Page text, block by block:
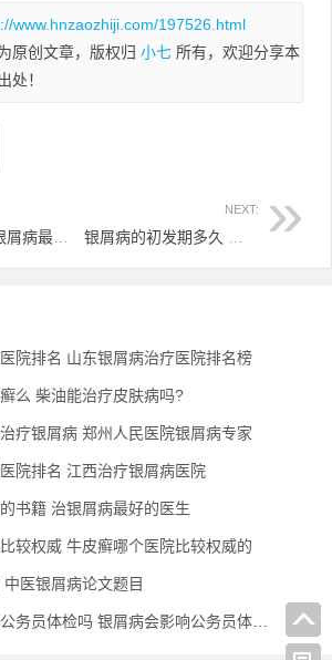
www.hnzaozhiji.com/197526.html
原创文章，版权归 小七 所有，欢迎分享本
处！
NEXT:
院排名 山东银屑病治疗医院排名榜
么 柴油能治疗皮肤病吗?
疗银屑病 郑州人民医院银屑病专家
院排名 江西治疗银屑病医院
书籍 治银屑病最好的医生
较权威 牛皮癣哪个医院比较权威的
医银屑病论文题目
员体检吗 银屑病会影响公务员体检通过吗